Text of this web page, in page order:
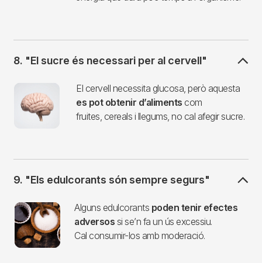
8. "El sucre és necessari per al cervell"
Imagen
El cervell necessita glucosa, però aquesta
es pot obtenir d’aliments com
fruites, cereals i llegums, no cal afegir sucre.
9. "Els edulcorants són sempre segurs"
Imagen Alguns edulcorants poden tenir efectes
adversos si se’n fa un ús excessiu.
Cal consumir-los amb moderació.